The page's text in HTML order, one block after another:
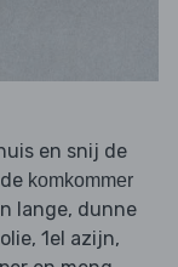
en snij de
komkommer
lange, dunne
1el azijn,